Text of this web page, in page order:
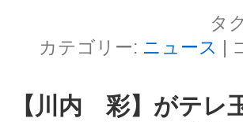
タ
カテゴリー: ニュース |
【川内 彩】がテレ